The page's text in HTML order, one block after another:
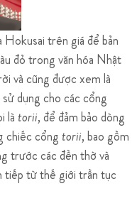
Hokusai trên giá để bản
đỏ trong văn hóa Nhật
và cũng được xem là
dụng cho các cổng
là torii, để đảm bảo dòng
chiếc cổng torii, bao gồm
trước các đền thờ và
tiếp từ thế giới trần tục